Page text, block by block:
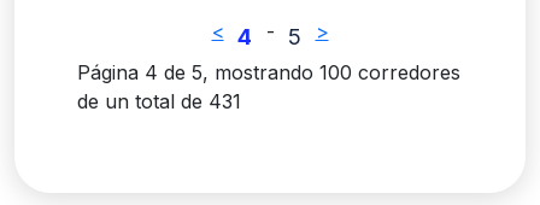
< 4 - 5
>
Página 4 de 5, mostrando 100 corredores
de un total de 431